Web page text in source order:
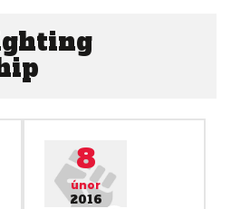
8
únor
2016